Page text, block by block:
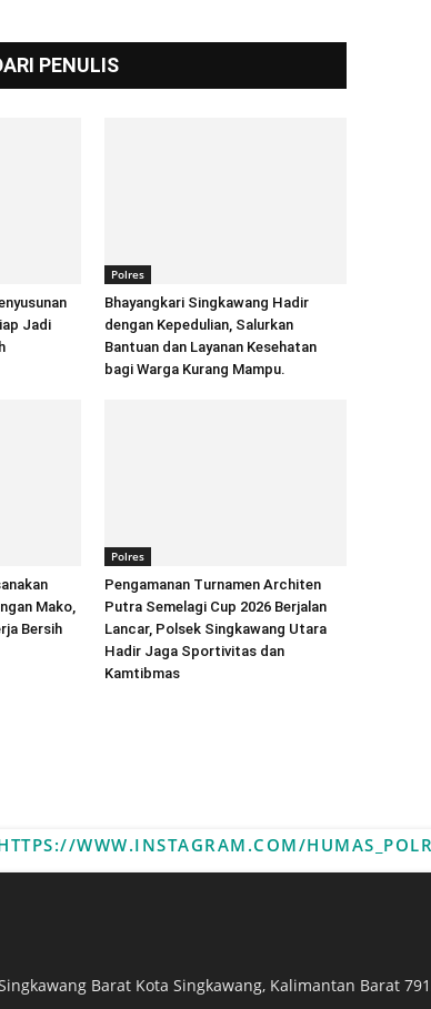
PENULIS
Jadi
Polres
Bhayangkari Singkawang Hadir
dengan Kepedulian, Salurkan
Bantuan dan Layanan Kesehatan
bagi Warga Kurang Mampu.
Mako,
Bersih
Polres
Pengamanan Turnamen Architen
Putra Semelagi Cup 2026 Berjalan
Lancar, Polsek Singkawang Utara
Hadir Jaga Sportivitas dan
Kamtibmas
WWW.INSTAGRAM.COM/
Barat Kota Singkawang, Kalimantan Barat